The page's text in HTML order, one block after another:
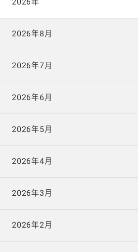
2026年
2026年8月
2026年7月
2026年6月
2026年5月
2026年4月
2026年3月
2026年2月